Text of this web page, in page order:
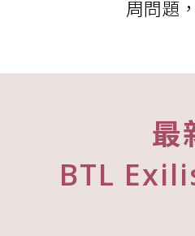
juvéderm
Profhilo
周問題
最
BTL